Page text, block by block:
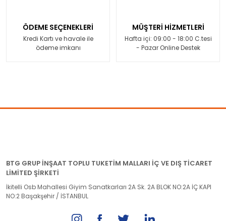
ÖDEME SEÇENEKLERİ
Kredi Kartı ve havale ile
ödeme imkanı
MÜŞTERİ HİZMETLERİ
Hafta içi: 09:00 - 18:00 C.tesi
- Pazar Online Destek
BTG GRUP İNŞAAT TOPLU TUKETİM MALLARI İÇ VE DIŞ TİCARET
LİMİTED ŞİRKETİ
İkitelli Osb Mahallesi Giyim Sanatkarları 2A Sk. 2A BLOK NO:2A İÇ KAPI
NO:2 Başakşehir / İSTANBUL